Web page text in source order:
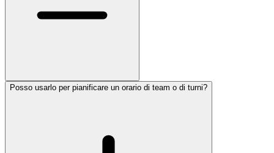
Posso usarlo per pianificare un orario di team o di turni?